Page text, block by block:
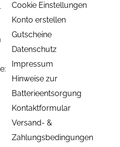
Cookie Einstellungen
Konto erstellen
Gutscheine
Datenschutz
Impressum
Hinweise zur
Batterieentsorgung
Kontaktformular
Versand- &
Zahlungsbedingungen